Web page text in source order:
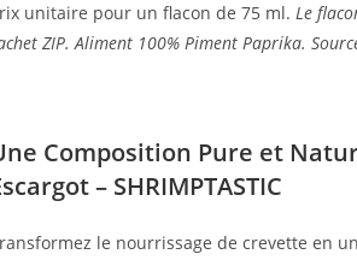
unitaire pour un flacon de 75 ml. Le
ZIP. Aliment 100% Piment Paprika.
Composition Pure et
– SHRIMPTASTIC
le nourrissage de crevette en